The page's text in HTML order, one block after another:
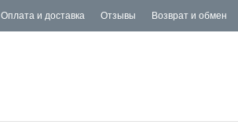
Оплата и доставка Отзывы Возврат и обмен